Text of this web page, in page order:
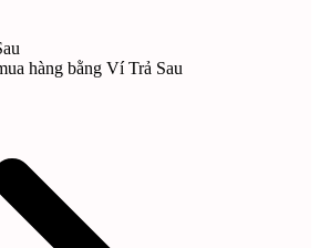
hàng bằng Ví Trả Sau